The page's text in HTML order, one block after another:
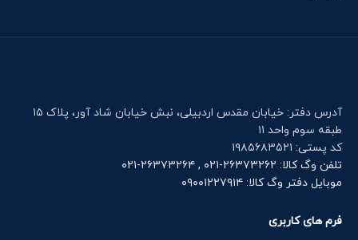
آدرس دفتر: خیابان مقدس اردبیلی، نبش خیابان شاد آور، پلاک ۱۵
طبقه سوم واحد ۱۱
کد پستی: ۱۹۸۵۶۸۳۵۲۱
تلفن وگ کالا: ۲۶۳۷۳۲۶۲-۰۲۱ , ۲۶۳۷۳۲۶۴-۰۲۱
موبایل دفتر وگ کالا: ۰۹۰۰۱۲۲۷۹۱۴
فرم های کاربری